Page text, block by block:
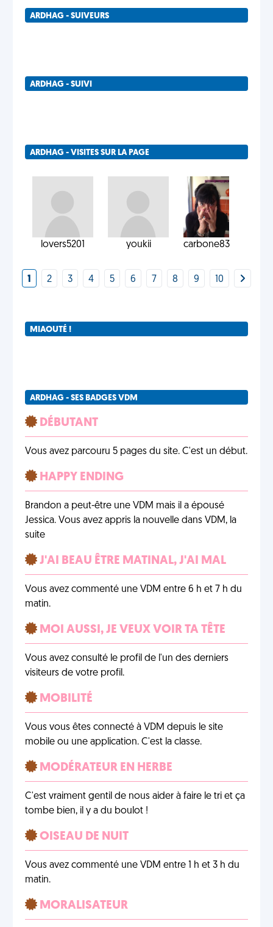
ARDHAG - SUIVEURS
ARDHAG - SUIVI
ARDHAG - VISITES SUR LA PAGE
lovers5201 youkii carbone83
1 2 3 4 5 6 7 8 9 10
MIAOUTÉ !
ARDHAG - SES BADGES VDM
DÉBUTANT
Vous avez parcouru 5 pages du site. C'est un début.
HAPPY ENDING
Brandon a peut-être une VDM mais il a épousé
Jessica. Vous avez appris la nouvelle dans VDM, la
suite
J'AI BEAU ÊTRE MATINAL, J'AI MAL
Vous avez commenté une VDM entre 6 h et 7 h du
matin.
MOI AUSSI, JE VEUX VOIR TA TÊTE
Vous avez consulté le profil de l'un des derniers
visiteurs de votre profil.
MOBILITÉ
Vous vous êtes connecté à VDM depuis le site
mobile ou une application. C'est la classe.
MODÉRATEUR EN HERBE
C'est vraiment gentil de nous aider à faire le tri et ça
tombe bien, il y a du boulot !
OISEAU DE NUIT
Vous avez commenté une VDM entre 1 h et 3 h du
matin.
MORALISATEUR